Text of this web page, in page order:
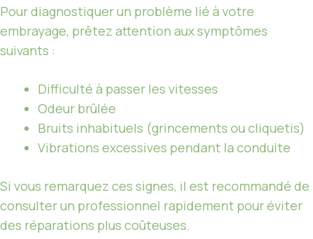
Pour diagnostiquer un problème lié à votre
embrayage, prêtez attention aux symptômes
suivants :
Difficulté à passer les vitesses
Odeur brûlée
Bruits inhabituels (grincements ou cliquetis)
Vibrations excessives pendant la conduite
Si vous remarquez ces signes, il est recommandé de
consulter un professionnel rapidement pour éviter
des réparations plus coûteuses.